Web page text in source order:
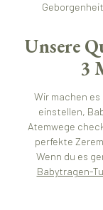
Unsere
3
Wir machen
einstellen,
Atemwege
perfekte
Wenn du es
Babytragen-